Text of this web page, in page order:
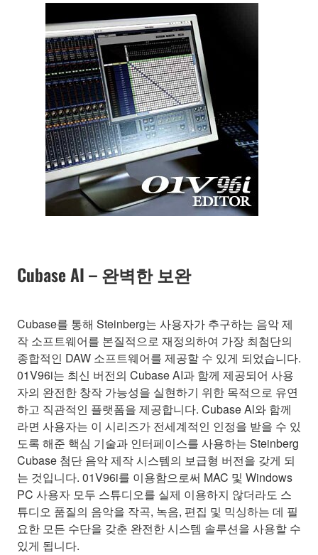
Cubase AI – 완벽한 보완
Cubase를 통해 Steinberg는 사용자가 추구하는 음악 제
작 소프트웨어를 본질적으로 재정의하여 가장 최첨단의
종합적인 DAW 소프트웨어를 제공할 수 있게 되었습니다.
01V96i는 최신 버전의 Cubase AI과 함께 제공되어 사용
자의 완전한 창작 가능성을 실현하기 위한 목적으로 유연
하고 직관적인 플랫폼을 제공합니다. Cubase Al와 함께
라면 사용자는 이 시리즈가 전세계적인 인정을 받을 수 있
도록 해준 핵심 기술과 인터페이스를 사용하는 Steinberg
Cubase 첨단 음악 제작 시스템의 보급형 버전을 갖게 되
는 것입니다. 01V96i를 이용함으로써 MAC 및 Windows
PC 사용자 모두 스튜디오를 실제 이용하지 않더라도 스
튜디오 품질의 음악을 작곡, 녹음, 편집 및 믹싱하는 데 필
요한 모든 수단을 갖춘 완전한 시스템 솔루션을 사용할 수
있게 됩니다.